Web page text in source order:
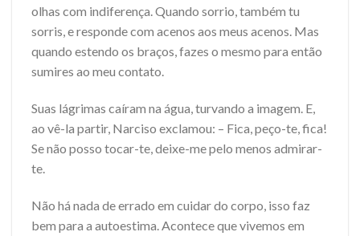
olhas com indiferença. Quando sorrio, também tu
sorris, e responde com acenos aos meus acenos. Mas
quando estendo os braços, fazes o mesmo para então
sumires ao meu contato.
Suas lágrimas caíram na água, turvando a imagem. E,
ao vê-la partir, Narciso exclamou: – Fica, peço-te, fica!
Se não posso tocar-te, deixe-me pelo menos admirar-
te.
Não há nada de errado em cuidar do corpo, isso faz
bem para a autoestima. Acontece que vivemos em